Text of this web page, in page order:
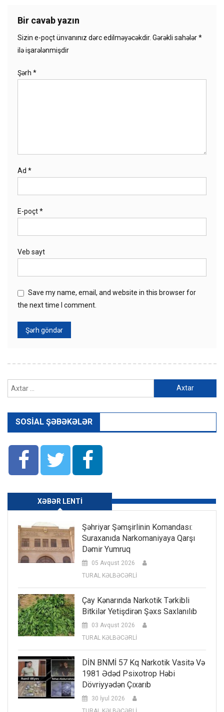
Bir cavab yazın
Sizin e-poçt ünvanınız dərc edilməyəcəkdir. Gərəkli sahələr*
ilə işarələnmişdir
Şərh *
Ad *
E-poçt*
Veb sayt
Save my name, email, and website in this browser for
the next time I comment.
SOSIAL ŞƏBƏKƏLƏR
XƏBƏR LENTI
Şəhriyar Şəmşirlinin Komandası:
Suraxanıda Narkomaniyaya Qarşı
Dəmir Yumruq
05 Avqust 2026
TURAL KƏLBƏCƏRLİ
Çay Kənarında Narkotik Tərkibli
Bitkilər Yetişdirən Şəxs Saxlanılıb
03 Avqust 2026
TURAL KƏLBƏCƏRLİ
DİN BNMİ 57 Kq Narkotik Vasitə Və
1981 Ədəd Psixotrop Həbi
Dövriyyədən Çıxarıb
30 İyul 2026